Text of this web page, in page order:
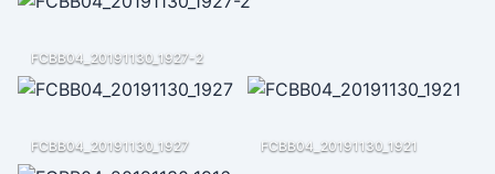
FCBB04_20191130_1927-2
FCBB04_20191130_1927 FCBB04_20191130_1921